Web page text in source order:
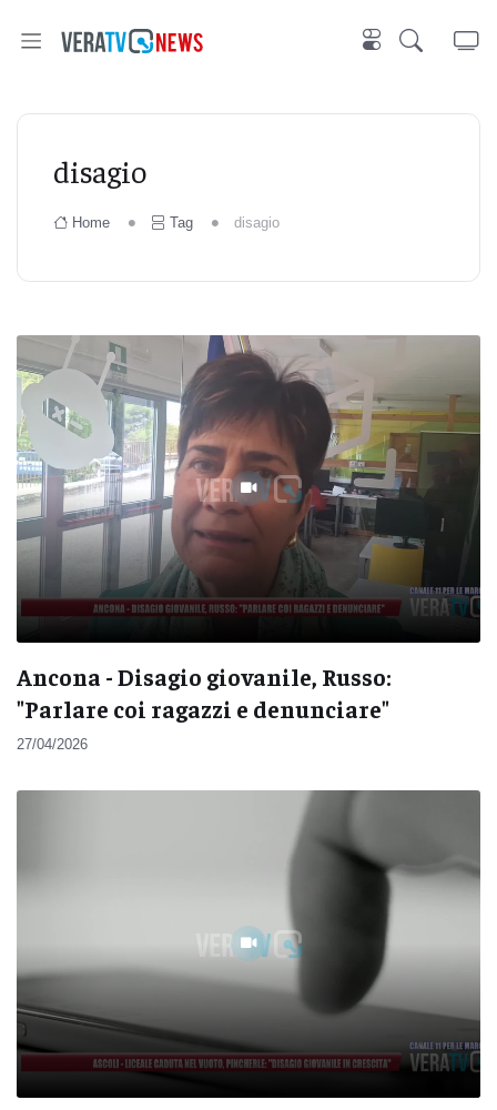
disagio
Home Tag disagio
Ancona - Disagio giovanile, Russo:
"Parlare coi ragazzi e denunciare"
27/04/2026